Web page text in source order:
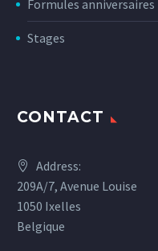
Formules anniversaires
Stages
CONTACT
Address:
209A/7, Avenue Louise
1050 Ixelles
Belgique